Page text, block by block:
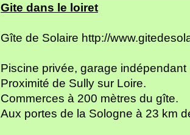
Gite dans le loiret
Gîte de Solaire http://
Piscine privée, garage indépendant
Proximité de Sully sur Loire.
Commerces à 200 mètres du gîte.
Aux portes de la Sologne à 23 km